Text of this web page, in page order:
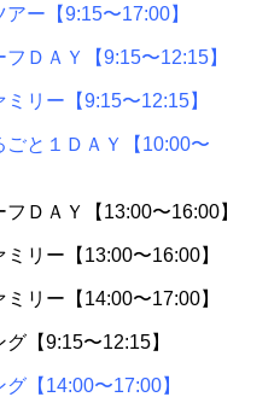
ー【9:15〜17:00】
ＤＡＹ【9:15〜12:15】
リー【9:15〜12:15】
と１ＤＡＹ【10:00〜
ＤＡＹ【13:00〜16:00】
リー【13:00〜16:00】
リー【14:00〜17:00】
【9:15〜12:15】
【14:00〜17:00】